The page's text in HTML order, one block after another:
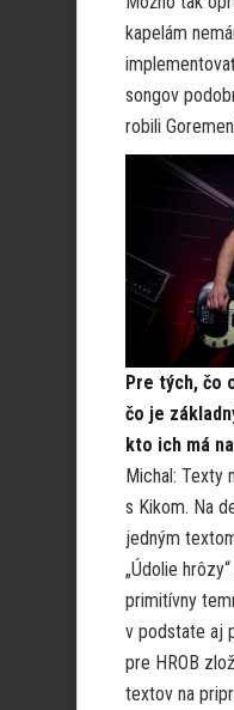
kapelám
songov
robili
Pre tých, čo
čo je
kto ich má
Michal: Texty
s Kikom. Na
jedným
„Údolie
primitívny
v podstate aj
pre HROB
textov na